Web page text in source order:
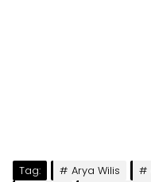
Tag: Arya Wilis